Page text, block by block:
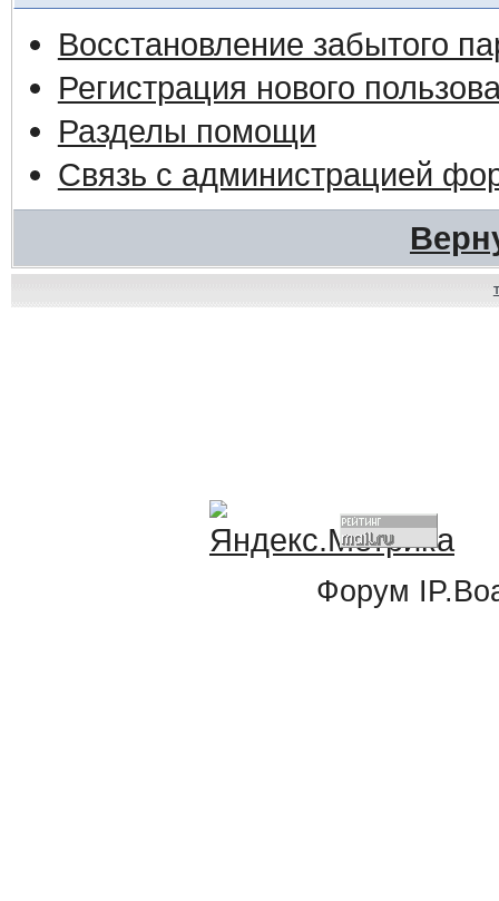
Восстановление забытого
Регистрация нового
Разделы помощи
Связь с администрацией
Форум